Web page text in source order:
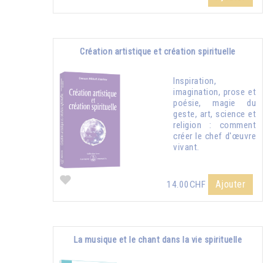
Création artistique et création spirituelle
Inspiration,
imagination, prose et
poésie, magie du
geste, art, science et
religion : comment
créer le chef d'œuvre
vivant.
14.00CHF Ajouter
La musique et le chant dans la vie spirituelle